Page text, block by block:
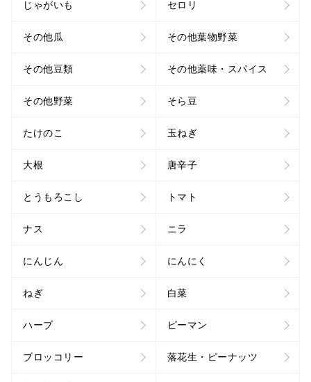
じゃがいも セロリ
その他瓜 その他葉物野菜
その他豆類 その他薬味・スパイス
その他野菜 そら豆
たけのこ 玉ねぎ
大根 唐辛子
とうもろこし トマト
ナス ニラ
にんじん にんにく
ねぎ 白菜
ハーブ ピーマン
ブロッコリー 落花生・ピーナッツ